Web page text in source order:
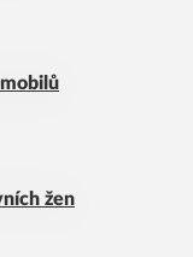
žen